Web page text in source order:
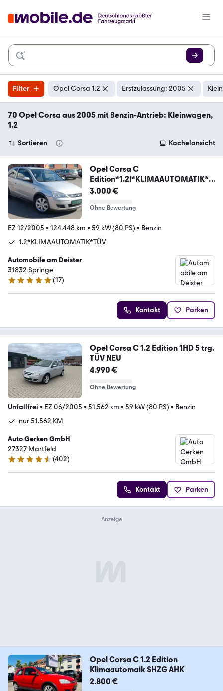
Filter Opel Corsa 1.2 Erstzulassung: 2005
70 Opel Corsa aus 2005 mit Benzin-Antrieb: Kleinwagen,
1.2
Sortieren Kachelansicht
Opel Corsa C
Edition*1.2l*KLIMAAUTOMATIK*P
DC*TÜV NEU*
3.000 €
Ohne Bewertung
EZ 12/2005 • 124.448 km • 59 kW (80 PS) • Benzin
1.2*KLIMAAUTOMATIK*TÜV
Automobile am Deister
31832 Springe
4.9 Sterne
(17)
Kontakt Parken
Opel Corsa C 1.2 Edition 1HD 5 trg.
TÜV NEU
4.990 €
Ohne Bewertung
Unfallfrei • EZ 06/2005 • 51.562 km • 59 kW (80 PS) • Benzin
nur 51.562 KM
Auto Gerken GmbH
27327 Martfeld
4.7 Sterne
(402)
Kontakt Parken
Opel Corsa C 1.2 Edition
Klimaautomaik SHZG AHK
2.800 €